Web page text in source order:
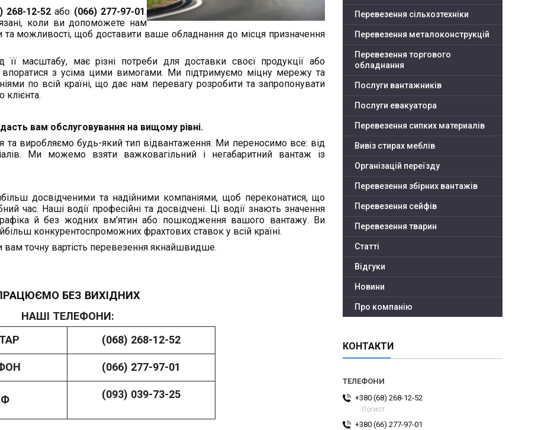
268-12-52або (066) 277-97-01.
коли ви допоможете нам
та можливості, щоб доставити ваше обладнання до місця призначення
масштабу, має різні потреби для доставки своєї продукції або
з усіма цими вимогами. Ми підтримуємо міцну мережу та
по всій країні, що дає нам перевагу розробити та запропонувати
клієнта.
вам обслуговування на вищому рівні.
виробляємо будь-який тип відвантаження. Ми переносимо все: від
Ми можемо взяти важковагільний і негабаритний вантаж із
досвідченими та надійними компаніями, щоб переконатися, що
час. Наші водії професійні та досвідчені. Ці водії знають значення
й без жодних вм'ятин або пошкодження вашого вантажу. Ви
конкурентоспроможних фрахтових ставок у всій країні.
точну вартість перевезення якнайшвидше.
БЕЗ ВИХІДНИХ
НАШІ ТЕЛЕФОНИ:
(068) 268-12-52
(066) 277-97-01
(093) 039-73-25
Перевезення сільхозтехніки
Перевезення металоконструкцій
Перевезення торгового
обладнання
Послуги вантажників
Послуги евакуатора
Перевезення сипких материалів
Вивіз стирах меблів
Організацій переїзду
Перевезення збірних вантажів
Перевезення сейфів
Перевезення тварин
Статті
Відгуки
Новини
Про компанію
КОНТАКТИ
+380 (68) 268-12-52
Логист
+380 (66) 277-97-01